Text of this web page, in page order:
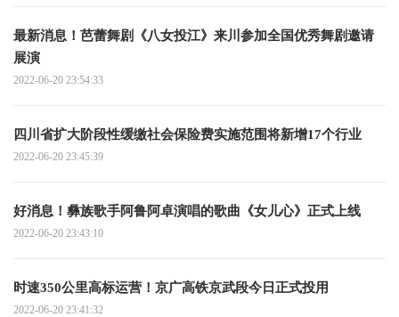
最新消息！芭蕾舞剧《八女投江》来川参加全国优秀舞剧邀请
展演
2022-06-20 23:54:33
四川省扩大阶段性缓缴社会保险费实施范围将新增17个行业
2022-06-20 23:45:39
好消息！彝族歌手阿鲁阿卓演唱的歌曲《女儿心》正式上线
2022-06-20 23:43:10
时速350公里高标运营！京广高铁京武段今日正式投用
2022-06-20 23:41:32